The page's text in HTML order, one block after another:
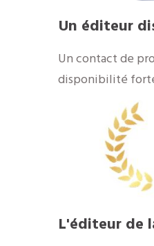
Un éditeur
​Un contact de
disponibilité
​L'éditeur de